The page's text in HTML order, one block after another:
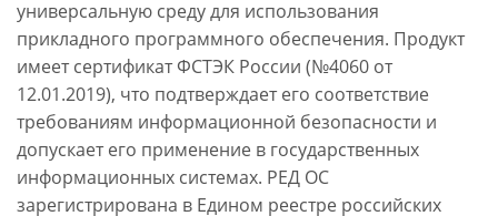
универсальную среду для использования
прикладного программного обеспечения. Продукт
имеет сертификат ФСТЭК России (№4060 от
12.01.2019), что подтверждает его соответствие
требованиям информационной безопасности и
допускает его применение в государственных
информационных системах. РЕД ОС
зарегистрирована в Едином реестре российских